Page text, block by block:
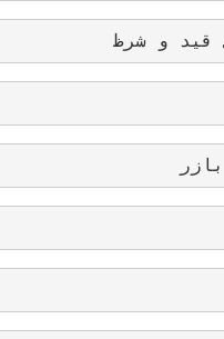
قید و شرظ